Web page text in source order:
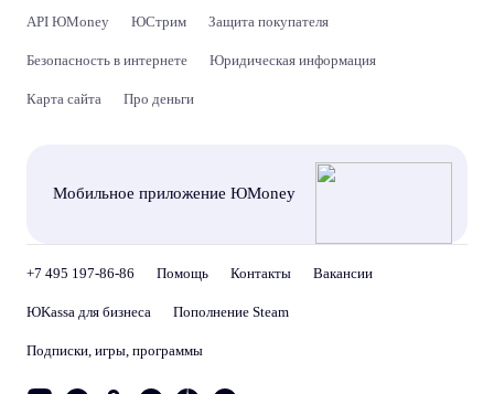
API ЮMoney ЮСтрим Защита покупателя
Безопасность в интернете Юридическая информация
Карта сайта Про деньги
Мобильное приложение ЮMoney
+7 495 197-86-86 Помощь Контакты Вакансии
ЮKassa для бизнеса Пополнение Steam
Подписки, игры, программы